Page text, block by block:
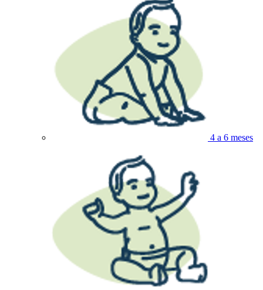
4 a 6 meses